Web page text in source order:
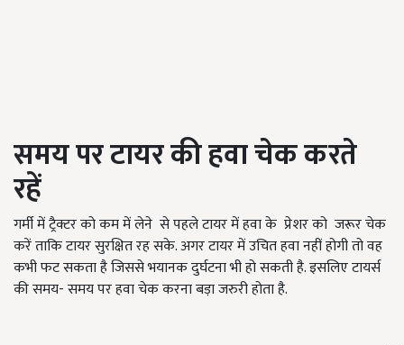
समय पर टायर की हवा चेक करते
रहें
गर्मी में ट्रैक्टर को कम में लेने से पहले टायर में हवा के प्रेशर को जरूर चेक
करें ताकि टायर सुरक्षित रह सके. अगर टायर में उचित हवा नहीं होगी तो वह
कभी फट सकता है जिससे भयानक दुर्घटना भी हो सकती है. इसलिए टायर्स
की समय- समय पर हवा चेक करना बड़ा जरुरी होता है.